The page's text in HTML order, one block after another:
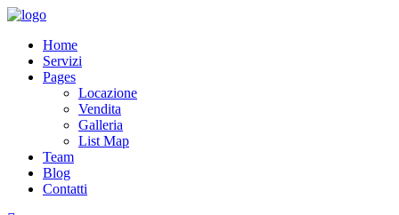
Skip
contentHome
Servizi
Pages
Locazione
Vendita
Galleria
List Map
Team
Blog
Contatti